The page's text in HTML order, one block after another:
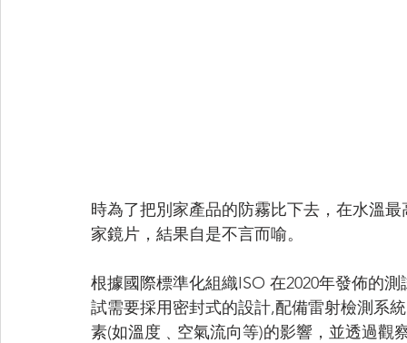
時為了把別家產品的防霧比下去，在水溫
家鏡片，結果自是不言而喻。
根據國際標準化組織ISO 在2020年發佈的
試需要採用密封式的設計,配備雷射檢測系
素(如溫度﹑空氣流向等)的影響，並透過觀